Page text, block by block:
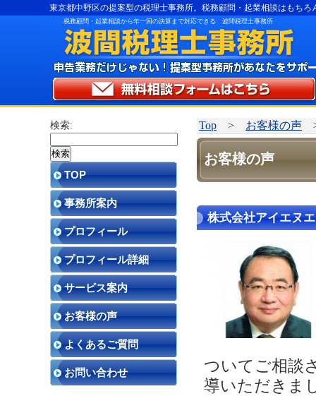
東京都中野区の提案型の税理士事務所。税務顧問・起業相談はもち
税務顧問・起業相談から年一回の決算まで対応できる 波間税理士事務所
Top > お客様の声
お客様の声
株式会社アイエヌ
ついてご相談
導いただきま
検索:
TOP
事務所案内
プロフィール
プロフィール詳細
サービス案内
お客様の声
よくあるご質問
お問い合わせ